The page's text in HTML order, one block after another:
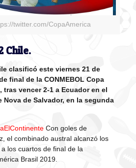
twitter.com/CopaAmerica
Chile.
clasificó este viernes 21 de
final de la CONMEBOL Copa
tras vencer 2-1 a Ecuador en el
Nova de Salvador, en la segunda
Con goles de
el combinado austral alcanzó los
los cuartos de final de la
Brasil 2019.